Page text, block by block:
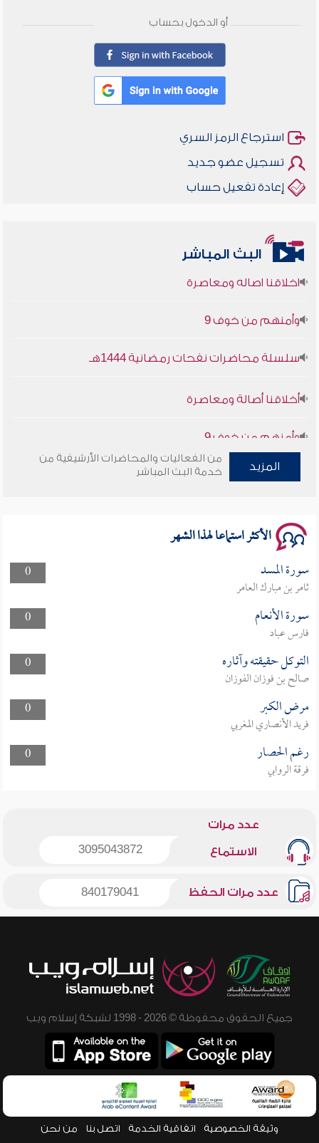
أو الدخول بحساب
استرجاع الرمز السري
تسجيل عضو جديد
إعادة تفعيل حساب
البث المباشر
أخلاقنا أصالة ومعاصرة
سلسلة محاضرات نفحات رمضانية 1444هـ
المزيد
من الفعاليات والمحاضرات الأرشيفية من
خدمة البث المباشر
الأكثر استماعا لهذا الشهر
0 سورة المسد
ثامر بن مبارك العامر
0
سورة الأنعام
فارس عباد
0
التوكل حقيقته وآثاره
صالح بن فوزان الفوزان
0
مرض الكبر
فريد الأنصاري المغربي
0
رغم الحصار
فرقة الروابي
عدد مرات
الاستماع 3095043872
عدد مرات الحفظ 840179041
جميع الحقوق محفوظة © 2026 - 1998 لشبكة إسلام ويب
وثيقة الخصوصية اتفاقية الخدمة اتصل بنا من نحن